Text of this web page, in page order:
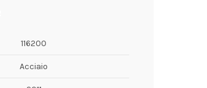
116200
Acciaio